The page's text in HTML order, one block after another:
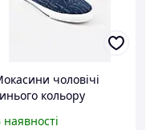
чоловічі
кольору
наявності